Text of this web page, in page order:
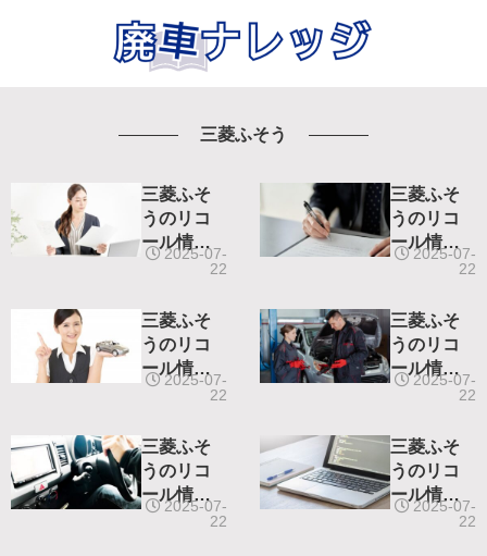
三菱ふそう
三菱ふそ
うのリコ
ール情報-
令和3年11
ール届出-
2025-07-
22
三菱ふそ
うのリコ
ール情報-
令和5年5
コール届
出-
2025-07-
22
三菱ふそ
うのリコ
ール情報-
令和4年9
コール届
出-
2025-07-
22
三菱ふそ
うのリコ
ール情報-
令和4年7
コール届
出-
2025-07-
22
三菱ふそ
うのリコ
ール情報-
令和4年7
2025-07-
22
三菱ふそ
うのリコ
ール情報-
令和4年5
2025-07-
22